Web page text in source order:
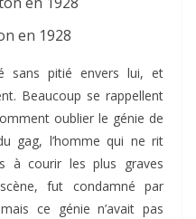
en 1928
sans pitié envers lui, et
Beaucoup se rappellent
oublier le génie de
gag, l’homme qui ne rit
à courir les plus graves
fut condamné par
ce génie n’avait pas